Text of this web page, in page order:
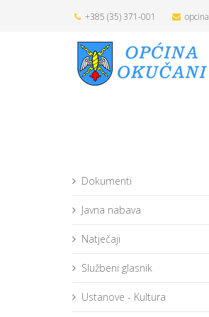
+385 (35) 371-001
Dokumenti
Javna nabava
Natječaji
Službeni glasnik
Ustanove - Kultura